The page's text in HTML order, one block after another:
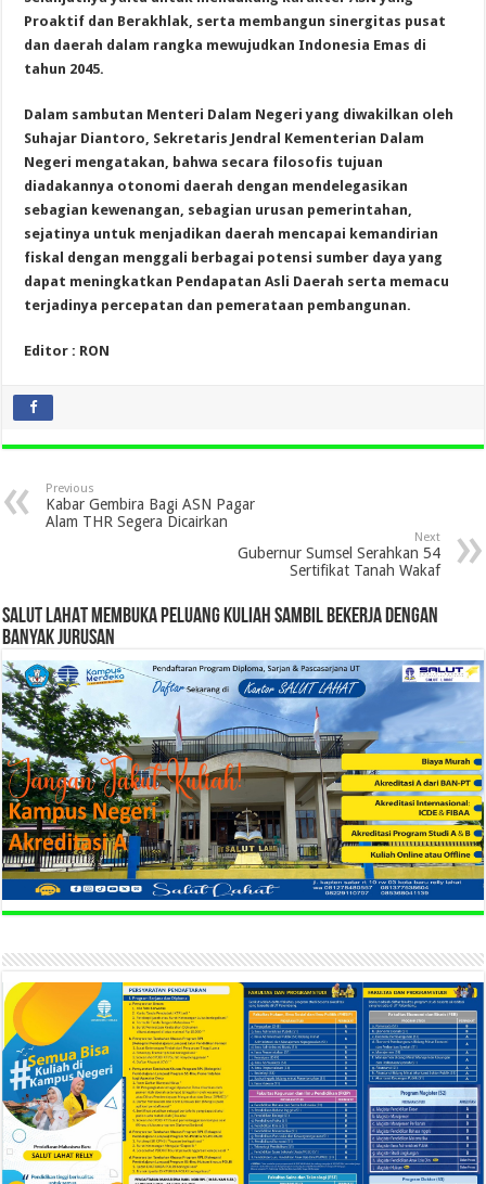
Proaktif dan Berakhlak, serta membangun sinergitas pusat
dan daerah dalam rangka mewujudkan Indonesia Emas di
tahun 2045.
Dalam sambutan Menteri Dalam Negeri yang diwakilkan oleh
Suhajar Diantoro, Sekretaris Jendral Kementerian Dalam
Negeri mengatakan, bahwa secara filosofis tujuan
diadakannya otonomi daerah dengan mendelegasikan
sebagian kewenangan, sebagian urusan pemerintahan,
sejatinya untuk menjadikan daerah mencapai kemandirian
fiskal dengan menggali berbagai potensi sumber daya yang
dapat meningkatkan Pendapatan Asli Daerah serta memacu
terjadinya percepatan dan pemerataan pembangunan.
Editor : RON
Previous
Kabar Gembira Bagi ASN Pagar
Alam THR Segera Dicairkan
Next
Gubernur Sumsel Serahkan 54
Sertifikat Tanah Wakaf
SALUT LAHAT MEMBUKA PELUANG KULIAH SAMBIL BEKERJA DENGAN
BANYAK JURUSAN